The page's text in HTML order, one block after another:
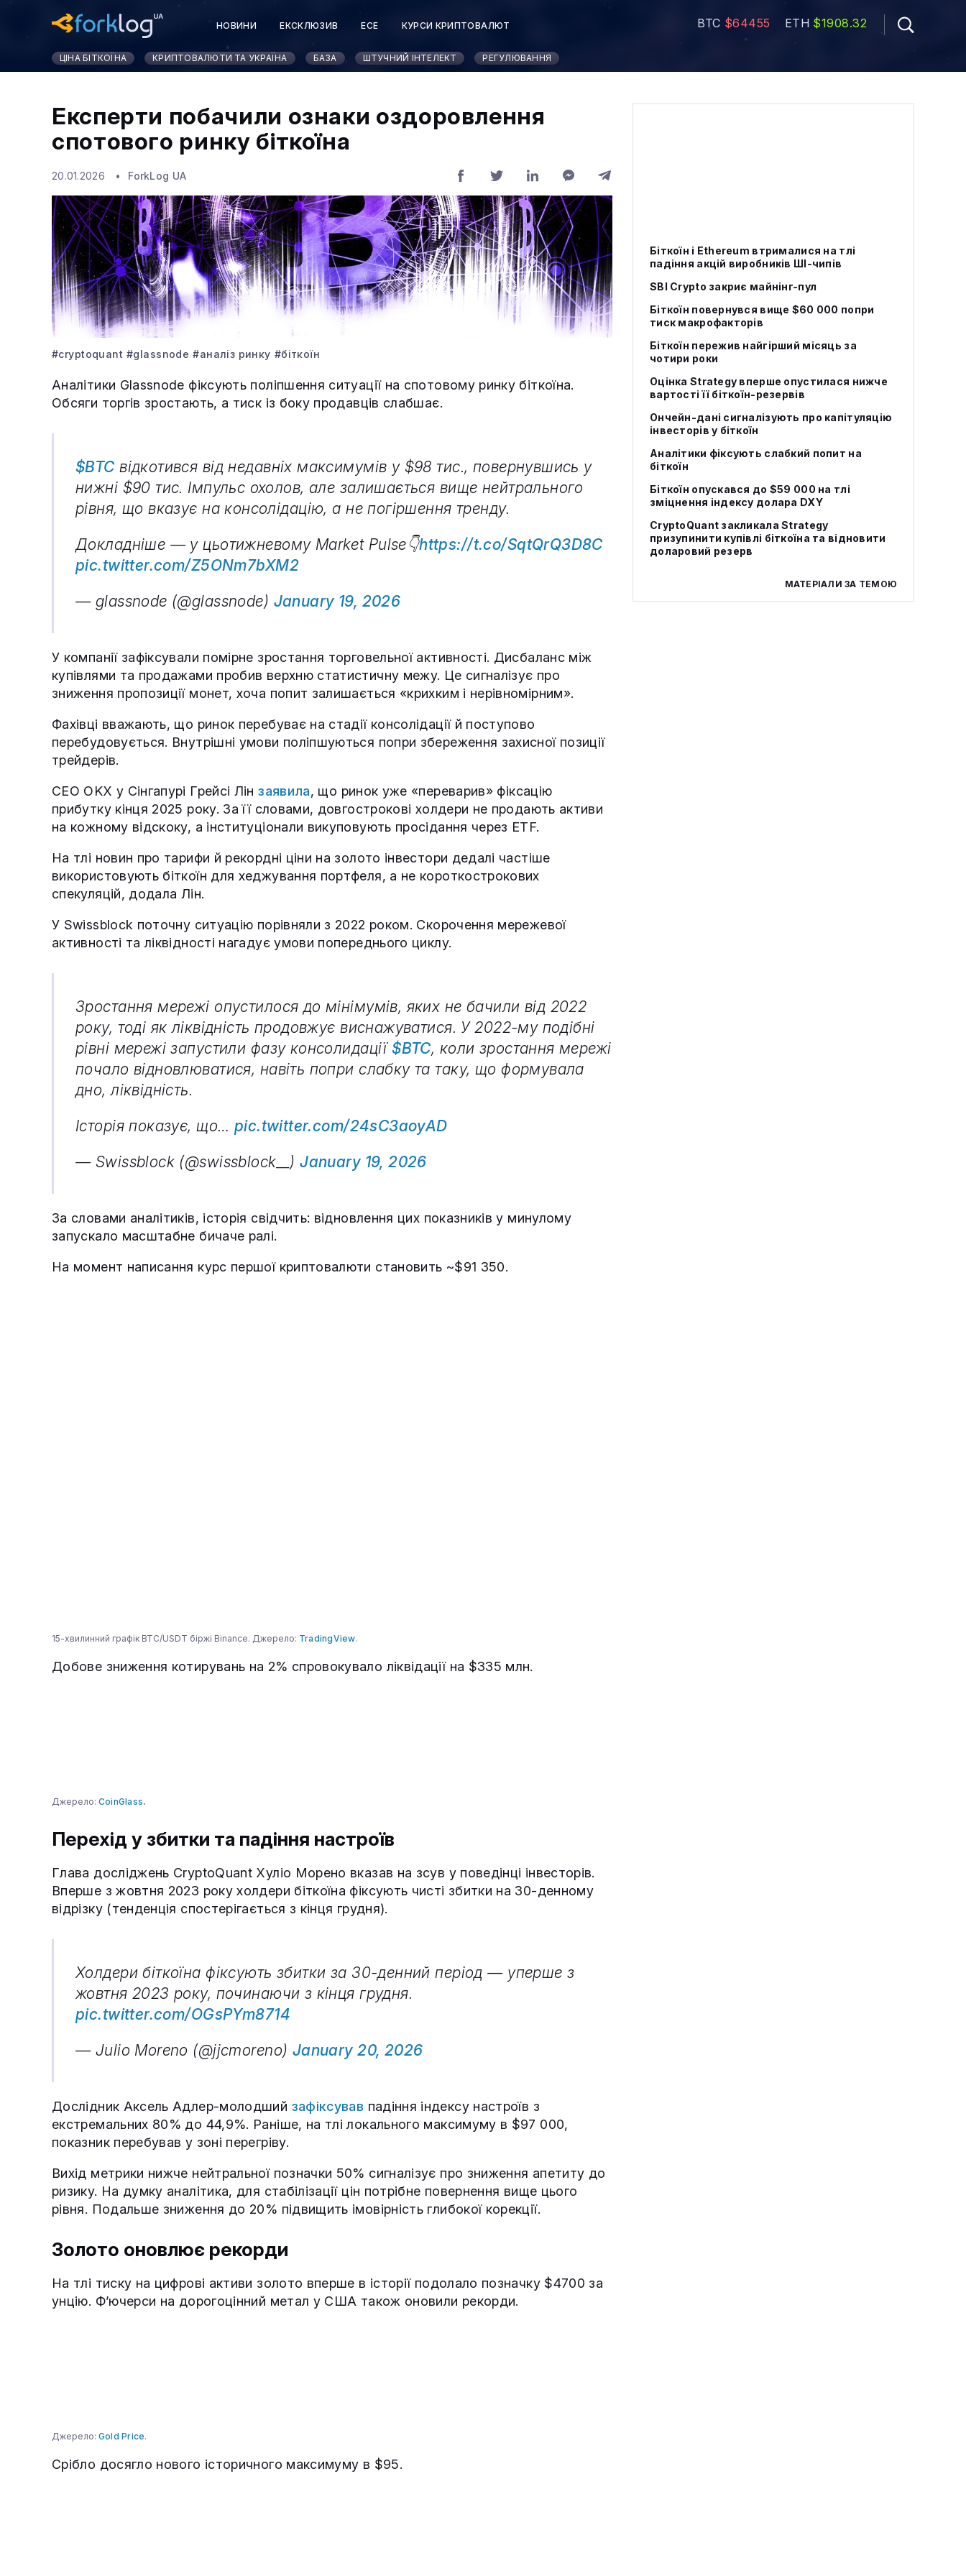
НОВИНИ ЕКСКЛЮЗИВ ЕСЕ КУРСИ КРИПТОВАЛЮТ BTC $64455 ETH $1908.32
ЦІНА БІТКОЇНА КРИПТОВАЛЮТИ ТА УКРАЇНА БАЗА ШТУЧНИЙ ІНТЕЛЕКТ РЕГУЛЮВАННЯ
Біткоїн і Ethereum втрималися на тлі
падіння акцій виробників ШІ-чипів
SBI Crypto закриє майнінг-пул
Біткоїн повернувся вище $60 000 попри
тиск макрофакторів
Біткоїн пережив найгірший місяць за
чотири роки
Оцінка Strategy вперше опустилася нижче
вартості її біткоїн-резервів
Ончейн-дані сигналізують про капітуляцію
інвесторів у біткоїн
Аналітики фіксують слабкий попит на
біткоїн
Біткоїн опускався до $59 000 на тлі
зміцнення індексу долара DXY
CryptoQuant закликала Strategy
призупинити купівлі біткоїна та відновити
доларовий резерв
МАТЕРІАЛИ ЗА ТЕМОЮ
Експерти побачили ознаки оздоровлення
спотового ринку біткоїна
20.01.2026 ForkLog UA
#cryptoquant #glassnode #аналіз ринку #біткоїн
Аналітики Glassnode фіксують поліпшення ситуації на спотовому ринку біткоїна.
Обсяги торгів зростають, а тиск із боку продавців слабшає.
$BTC відкотився від недавніх максимумів у $98 тис., повернувшись у
нижні $90 тис. Імпульс охолов, але залишається вище нейтрального
рівня, що вказує на консолідацію, а не погіршення тренду.
Докладніше — у цьотижневому Market Pulse👇https://t.co/SqtQrQ3D8C
pic.twitter.com/Z5ONm7bXM2
— glassnode (@glassnode) January 19, 2026
У компанії зафіксували помірне зростання торговельної активності. Дисбаланс між
купівлями та продажами пробив верхню статистичну межу. Це сигналізує про
зниження пропозиції монет, хоча попит залишається «крихким і нерівномірним».
Фахівці вважають, що ринок перебуває на стадії консолідації й поступово
перебудовується. Внутрішні умови поліпшуються попри збереження захисної позиції
трейдерів.
CEO OKX у Сінгапурі Грейсі Лінзаявила, що ринок уже «переварив» фіксацію
прибутку кінця 2025 року. За її словами, довгострокові холдери не продають активи
на кожному відскоку, а інституціонали викуповують просідання через ETF.
На тлі новин про тарифи й рекордні ціни на золото інвестори дедалі частіше
використовують біткоїн для хеджування портфеля, а не короткострокових
спекуляцій, додала Лін.
У Swissblock поточну ситуацію порівняли з 2022 роком. Скорочення мережевої
активності та ліквідності нагадує умови попереднього циклу.
Зростання мережі опустилося до мінімумів, яких не бачили від 2022
року, тоді як ліквідність продовжує виснажуватися. У 2022-му подібні
рівні мережі запустили фазу консолидації$BTC, коли зростання мережі
почало відновлюватися, навіть попри слабку та таку, що формувала
дно, ліквідність.
Історія показує, що… pic.twitter.com/24sC3aoyAD
— Swissblock (@swissblock__)January 19, 2026
За словами аналітиків, історія свідчить: відновлення цих показників у минулому
запускало масштабне бичаче ралі.
На момент написання курс першої криптовалюти становить ~$91 350.
15-хвилинний графік BTC/USDT біржі Binance. Джерело: TradingView.
Добове зниження котирувань на 2% спровокувало ліквідації на $335 млн.
Джерело: CoinGlass.
Перехід у збитки та падіння настроїв
Глава досліджень CryptoQuant Хуліо Морено вказав на зсув у поведінці інвесторів.
Вперше з жовтня 2023 року холдери біткоїна фіксують чисті збитки на 30-денному
відрізку (тенденція спостерігається з кінця грудня).
Холдери біткоїна фіксують збитки за 30-денний період — уперше з
жовтня 2023 року, починаючи з кінця грудня.
pic.twitter.com/OGsPYm8714
— Julio Moreno (@jjcmoreno) January 20, 2026
Дослідник Аксель Адлер-молодший зафіксував падіння індексу настроїв з
екстремальних 80% до 44,9%. Раніше, на тлі локального максимуму в $97 000,
показник перебував у зоні перегріву.
Вихід метрики нижче нейтральної позначки 50% сигналізує про зниження апетиту до
ризику. На думку аналітика, для стабілізації цін потрібне повернення вище цього
рівня. Подальше зниження до 20% підвищить імовірність глибокої корекції.
Золото оновлює рекорди
На тлі тиску на цифрові активи золото вперше в історії подолало позначку $4700 за
унцію. Ф’ючерси на дорогоцінний метал у США також оновили рекорди.
Джерело: Gold Price.
Срібло досягло нового історичного максимуму в $95.